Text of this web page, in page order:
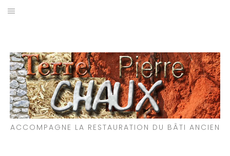
Aller
ACCOMPAGNE LA RESTAURATION DU BÂTI ANCIEN
PARTICIPATIFS
CHANTIERS RÉALISÉS
QUE PROPOSONS-NOUS ?